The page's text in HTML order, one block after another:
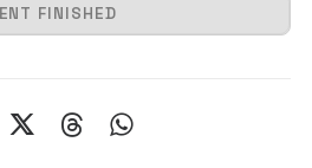
FINISHED